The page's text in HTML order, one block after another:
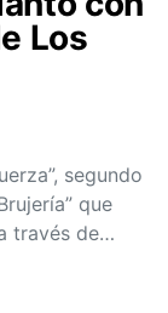
Los
segundo
que
través de…